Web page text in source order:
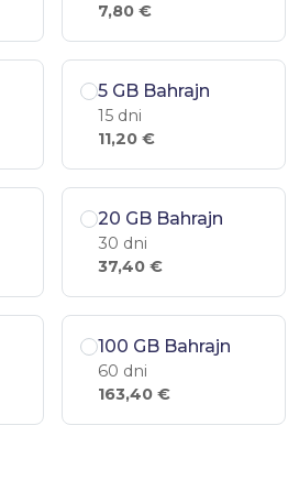
7,80 €
5 GB Bahrajn
15 dni
11,20 €
20 GB Bahrajn
30 dni
37,40 €
100 GB Bahrajn
60 dni
163,40 €